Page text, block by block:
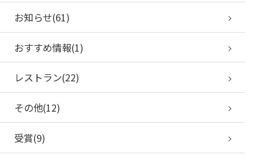
お知らせ(61)
おすすめ情報(1)
レストラン(22)
その他(12)
受賞(9)